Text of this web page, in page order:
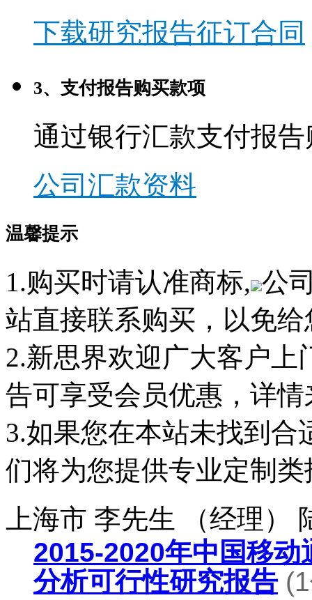
下载研究报告征订合同
3、支付报告购买款项
通过银行汇款支付报
公司汇款资料
温馨提示
1.购买时请认准商标, 公
站直接联系购买，以免
2.新思界欢迎广大客户
告可享受会员优惠，详
3.如果您在本站未找到
们将为您提供专业定制类
上海市 李先生 （经理）
2015-2020年中国移
分析可行性研究报告(1